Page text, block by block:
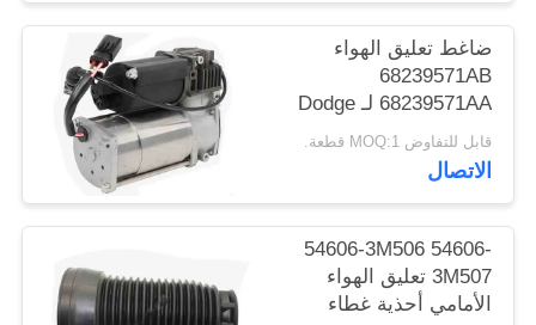
ضاغط تعليق الهواء
68239571AB
68239571AA لـ Dodge
Ram 2500 Ram 3500
2014-2021
قابل للتفاوض MOQ:1 قطعة.
الاتصال
54606-3M506 54606-
3M507 تعليق الهواء
الأمامي أحذية غطاء